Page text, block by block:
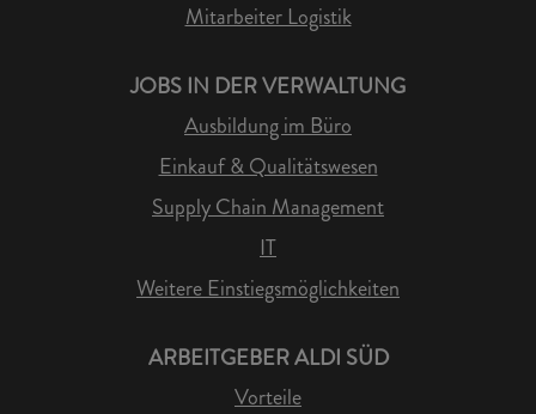
Mitarbeiter Logistik
JOBS IN DER VERWALTUNG
Ausbildung im Büro
Einkauf & Qualitätswesen
Supply Chain Management
IT
Weitere Einstiegsmöglichkeiten
ARBEITGEBER ALDI SÜD
Vorteile